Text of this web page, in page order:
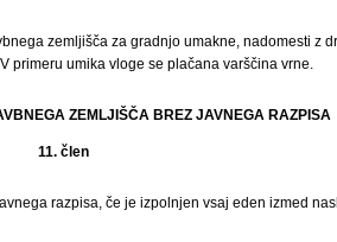
zemljišča za gradnjo umakne, nadomesti z
primeru umika vloge se plačana varščina vrne.
ZEMLJIŠČA BREZ JAVNEGA RAZPISA
11. člen
razpisa, če je izpolnjen vsaj eden izmed